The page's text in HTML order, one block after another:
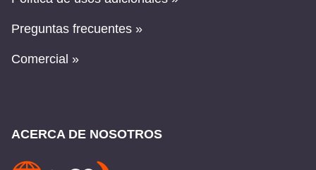
Preguntas frecuentes »
Comercial »
ACERCA DE NOSOTROS